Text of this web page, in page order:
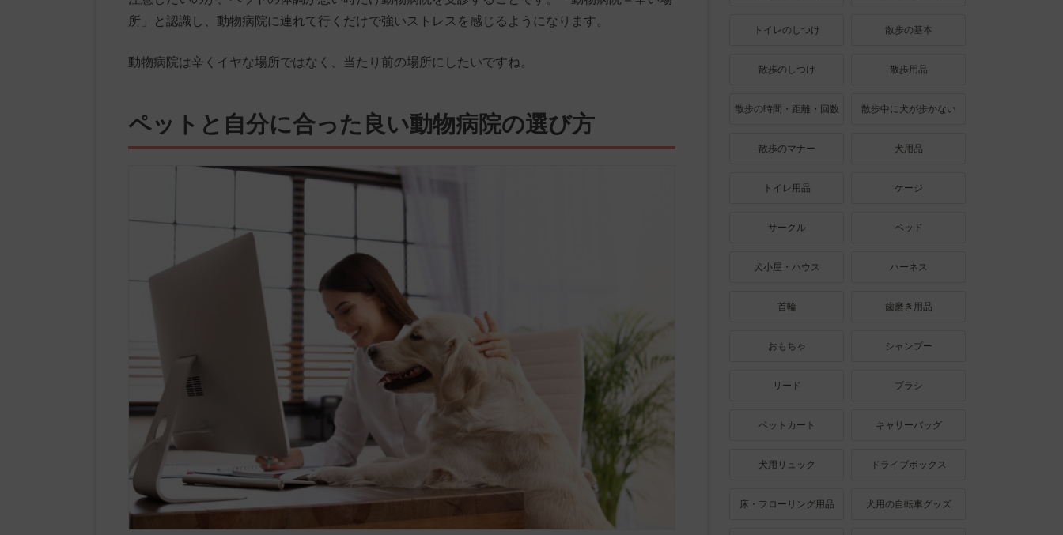
所」と認識し、動物病院に連れて行くだけで強いストレスを感じるようになります。
動物病院は辛くイヤな場所ではなく、当たり前の場所にしたいですね。
ペットと自分に合った良い動物病院の選び方
トイレのしつけ 散歩の基本
散歩のしつけ 散歩用品
散歩の時間・距離・回数 散歩中に犬が歩かない
散歩のマナー 犬用品
トイレ用品 ケージ
サークル ベッド
犬小屋・ハウス ハーネス
首輪 歯磨き用品
おもちゃ シャンプー
リード ブラシ
ペットカート キャリーバッグ
犬用リュック ドライブボックス
床・フローリング用品 犬用の自転車グッズ